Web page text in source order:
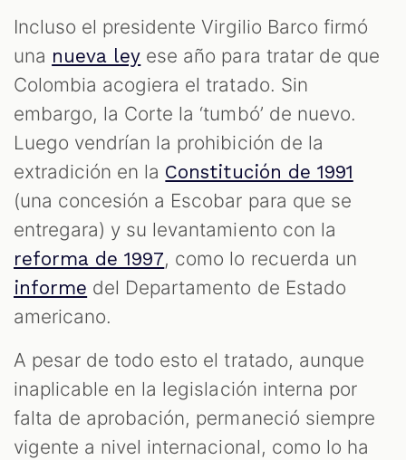
Incluso el presidente Virgilio Barco firmó
una nueva ley ese año para tratar de que
Colombia acogiera el tratado. Sin
embargo, la Corte la ‘tumbó’ de nuevo.
Luego vendrían la prohibición de la
extradición en la Constitución de 1991
(una concesión a Escobar para que se
entregara) y su levantamiento con la
reforma de 1997, como lo recuerda un
informe del Departamento de Estado
americano.
A pesar de todo esto el tratado, aunque
inaplicable en la legislación interna por
falta de aprobación, permaneció siempre
vigente a nivel internacional, como lo ha